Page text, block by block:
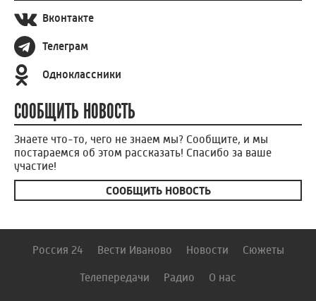
Вконтакте
Телеграм
Одноклассники
СООБЩИТЬ НОВОСТЬ
Знаете что-то, чего не знаем мы? Сообщите, и мы
постараемся об этом рассказать! Спасибо за ваше
участие!
СООБЩИТЬ НОВОСТЬ
Россия 24 Вести Иваново Новости Сюжеты
Телепередачи Радио О нас